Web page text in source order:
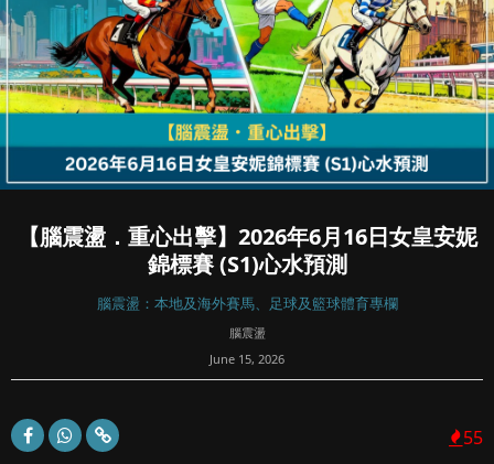
【腦震盪．重心出擊】2026年6月16日女皇安妮
錦標賽 (S1)心水預測
腦震盪：本地及海外賽馬、足球及籃球體育專欄
腦震盪
June 15, 2026
55